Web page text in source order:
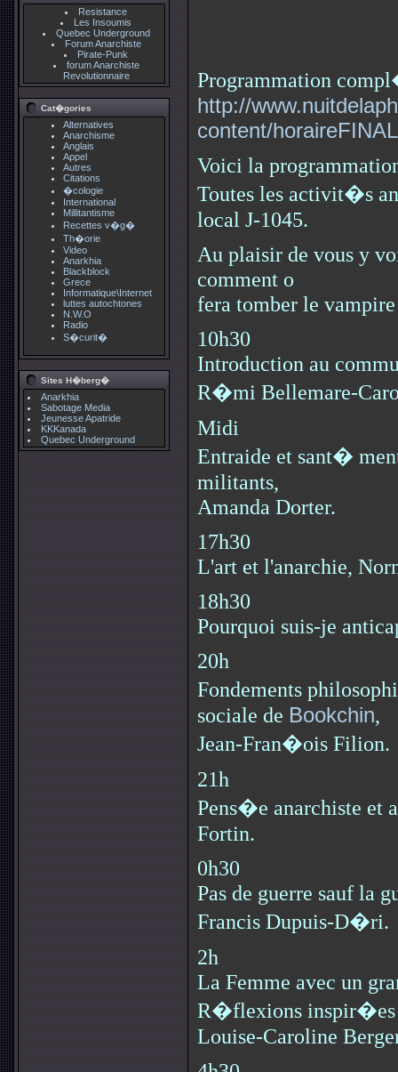
Resistance
Les Insoumis
Quebec Underground
Forum Anarchiste
Pirate-Punk
forum Anarchiste
Revolutionnaire
Cat�gories
Alternatives
Anarchisme
Anglais
Appel
Autres
Citations
�cologie
International
Millitantisme
Recettes v�g�
Th�orie
Video
Anarkhia
Blackblock
Grece
Informatique\Internet
luttes autochtones
N.W.O
Radio
S�curit�
Sites H�berg�
Anarkhia
Sabotage Media
Jeunesse Apatride
KKKanada
Quebec Underground
Programmation
http://
content/
Voici la
Toutes les activit�s
local J-1045.
Au plaisir de vous y
comment o
fera tomber le
10h30
Introduction au
R�mi Bellemare-
Midi
Entraide et sant�
militants,
Amanda Dorter.
17h30
L'art et l'anarchie,
18h30
Pourquoi suis-je
20h
Fondements
sociale de Bookchin,
Jean-Fran�ois Filion.
21h
Pens�e anarchiste et
Fortin.
0h30
Pas de guerre sauf la
Francis Dupuis-D�ri.
2h
La Femme avec un
R�flexions inspir�es
Louise-Caroline